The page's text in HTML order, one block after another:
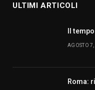
ULTIMI ARTICOLI
Il
AGOSTO
Roma: